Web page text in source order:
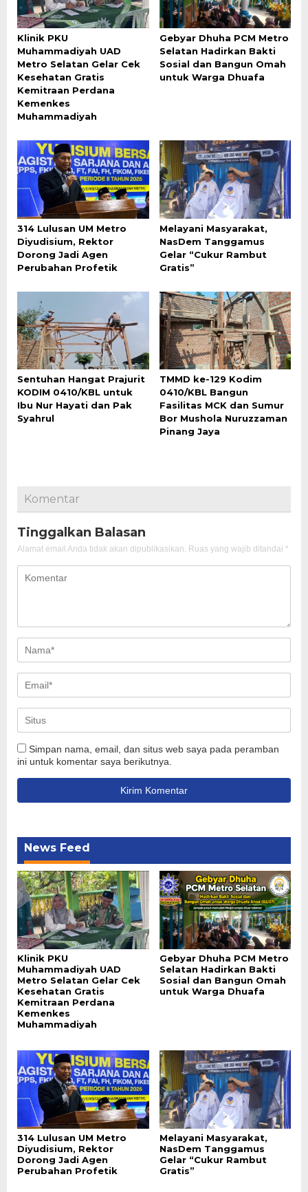
Klinik PKU
Muhammadiyah UAD
Metro Selatan Gelar Cek
Kesehatan Gratis
Kemitraan Perdana
Kemenkes
Muhammadiyah
Gebyar Dhuha PCM Metro
Selatan Hadirkan Bakti
Sosial dan Bangun Omah
untuk Warga Dhuafa
314 Lulusan UM Metro
Diyudisium, Rektor
Dorong Jadi Agen
Perubahan Profetik
Melayani Masyarakat,
NasDem Tanggamus
Gelar “Cukur Rambut
Gratis”
Sentuhan Hangat Prajurit
KODIM 0410/KBL untuk
Ibu Nur Hayati dan Pak
Syahrul
TMMD ke-129 Kodim
0410/KBL Bangun
Fasilitas MCK dan Sumur
Bor Mushola Nuruzzaman
Pinang Jaya
Komentar
Tinggalkan Balasan
Alamat email Anda tidak akan dipublikasikan. Ruas yang wajib ditandai *
Simpan nama, email, dan situs web saya pada peramban
ini untuk komentar saya berikutnya.
News Feed
Klinik PKU
Muhammadiyah UAD
Metro Selatan Gelar Cek
Kesehatan Gratis
Kemitraan Perdana
Kemenkes
Muhammadiyah
Gebyar Dhuha PCM Metro
Selatan Hadirkan Bakti
Sosial dan Bangun Omah
untuk Warga Dhuafa
314 Lulusan UM Metro
Diyudisium, Rektor
Dorong Jadi Agen
Perubahan Profetik
Melayani Masyarakat,
NasDem Tanggamus
Gelar “Cukur Rambut
Gratis”